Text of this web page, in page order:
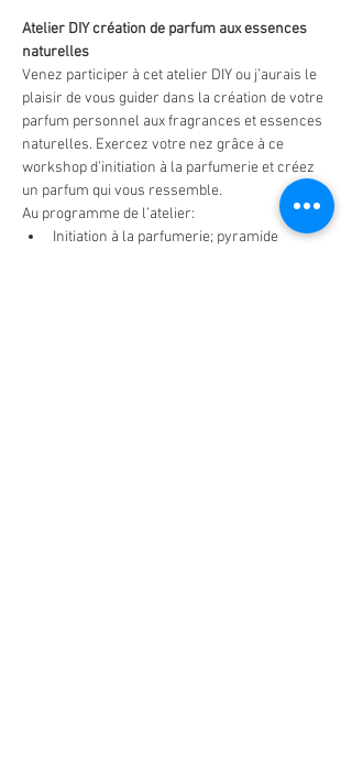
Atelier DIY création de parfum aux essences
naturelles
Venez participer à cet atelier DIY ou j’aurais le
plaisir de vous guider dans la création de votre
parfum personnel aux fragrances et essences
naturelles. Exercez votre nez grâce à ce
workshop d’initiation à la parfumerie et créez
un parfum qui vous ressemble.
Au programme de l’atelier:
Initiation à la parfumerie; pyramide